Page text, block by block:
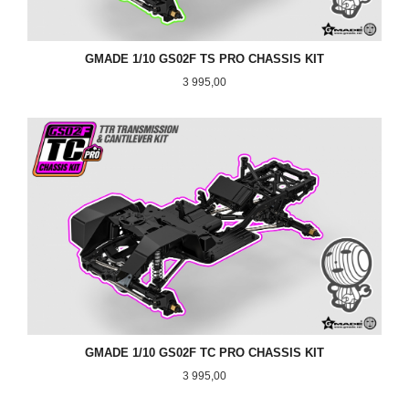
GMADE 1/10 GS02F TS PRO CHASSIS KIT
Pris
3 995,00
GMADE 1/10 GS02F TC PRO CHASSIS KIT
Pris
3 995,00